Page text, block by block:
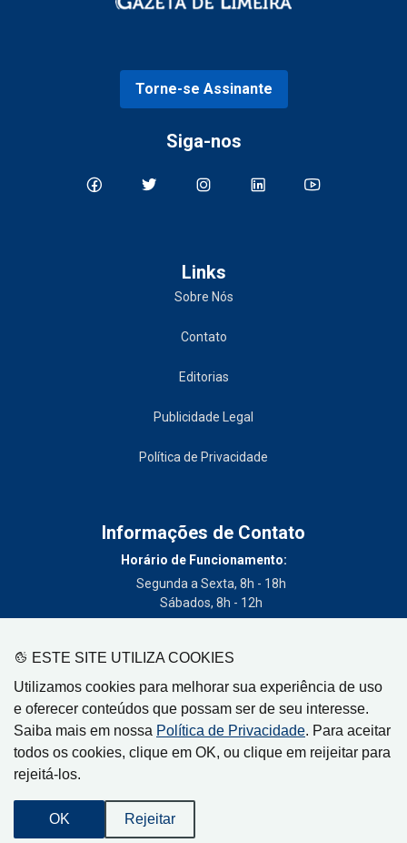
ESTE SITE UTILIZA COOKIES
Utilizamos cookies para melhorar sua experiência de uso
e oferecer conteúdos que possam ser de seu interesse.
Saiba mais em nossa Política de Privacidade. Para aceitar
todos os cookies, clique em OK, ou clique em reijeitar para
rejeitá-los.
OK Rejeitar
Torne-se Assinante
Siga-nos
Links
Sobre Nós
Contato
Editorias
Publicidade Legal
Política de Privacidade
Informações de Contato
Horário de Funcionamento:
Segunda a Sexta, 8h - 18h
Sábados, 8h - 12h
(19) 3404-3700
Circulação:
Limeira - SP, Artur Nogueira - SP, Cordeirópolis - SP,
Engenheiro Coelho - SP, Iracemápolis - SP
CEP: 13480-005 - Centro - Limeira-SP